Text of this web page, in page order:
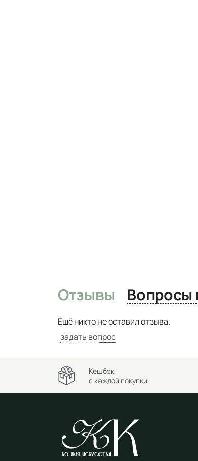
Отзывы
Ещё никто не оставил отзыва.
задать вопрос
Кешбэк
с каждой покупки